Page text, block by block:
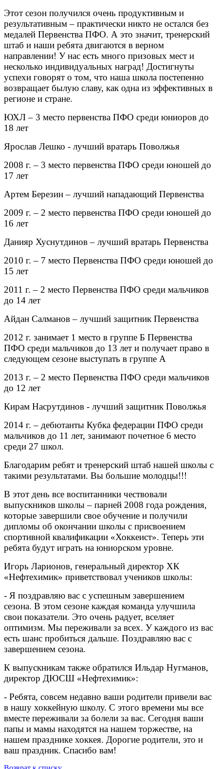
Этот сезон получился очень продуктивным и
результативным – практически никто не остался без
медалей Первенства ПФО. А это значит, тренерский
штаб и наши ребята двигаются в верном
направлении! У нас есть много призовых мест и
несколько индивидуальных наград! Достигнуты
успехи говорят о том, что наша школа постепенно
возвращает былую славу, как одна из эффективных в
регионе и стране.
ЮХЛ – 3 место первенства ПФО среди юниоров до
18 лет
Ярослав Лешко - лучший вратарь Поволжья
2008 г. – 3 место первенства ПФО среди юношей до
17 лет
Артем Березин – лучший нападающий Первенства
2009 г. – 2 место первенства ПФО среди юношей до
16 лет
Данияр Хуснутдинов – лучший вратарь Первенства
2010 г. – 7 место Первенства ПФО среди юношей до
15 лет
2011 г. – 2 место Первенства ПФО среди мальчиков
до 14 лет
Айдан Салманов – лучший защитник Первенства
2012 г. занимает 1 место в группе Б Первенства
ПФО среди мальчиков до 13 лет и получает право в
следующем сезоне выступать в группе А
2013 г. – 2 место Первенства ПФО среди мальчиков
до 12 лет
Кирам Насрутдинов - лучший защитник Поволжья
2014 г. – дебютанты Кубка федерации ПФО среди
мальчиков до 11 лет, занимают почетное 6 место
среди 27 школ.
Благодарим ребят и тренерский штаб нашей школы с
такими результатами. Вы большие молодцы!!!
В этот день все воспитанники чествовали
выпускников школы – парней 2008 года рождения,
которые завершили свое обучение и получили
дипломы об окончании школы с присвоением
спортивной квалификации «Хоккеист». Теперь эти
ребята будут играть на юниорском уровне.
Игорь Ларионов, генеральный директор ХК
«Нефтехимик» приветствовал учеников школы:
- Я поздравляю вас с успешным завершением
сезона. В этом сезоне каждая команда улучшила
свои показатели. Это очень радует, вселяет
оптимизм. Мы переживали за всех. У каждого из вас
есть шанс пробиться дальше. Поздравляю вас с
завершением сезона.
К выпускникам также обратился Ильдар Нугманов,
директор ДЮСШ «Нефтехимик»:
- Ребята, совсем недавно ваши родители привели вас
в нашу хоккейную школу. С этого времени мы все
вместе переживали за болели за вас. Сегодня ваши
папы и мамы находятся на нашем торжестве, на
нашем празднике хоккея. Дорогие родители, это и
ваш праздник. Спасибо вам!